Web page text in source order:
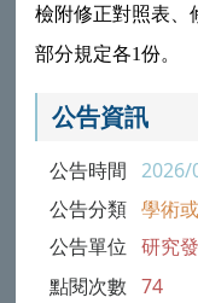
檢附修正對照表、
部分規定各1份。
公告資訊
公告時間 2026/
公告分類 學術
公告單位 研究
點閱次數 74